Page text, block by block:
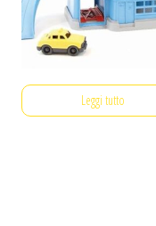
Leggi tutto